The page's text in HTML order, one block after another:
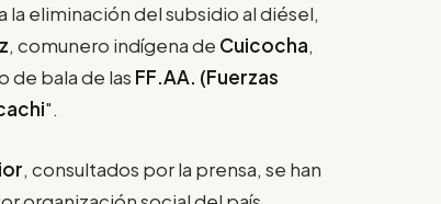
eliminación del subsidio al diésel,
, comunero indígena de Cuicocha,
de bala de las FF.AA. (Fuerzas
".
, consultados por la prensa, se han